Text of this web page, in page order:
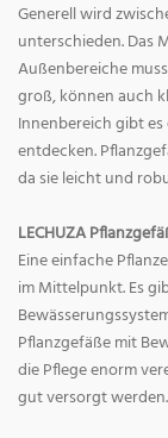
Generell wird
unterschieden. Das
Außenbereiche
groß, können auch
Innenbereich gibt
entdecken.
da sie leicht und
LECHUZA
Eine einfache
im Mittelpunkt. Es
Pflanzgefäße mit
die Pflege enorm
gut versorgt werden.